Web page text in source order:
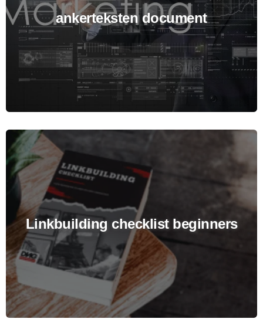
ankerteksten document
Linkbuilding checklist beginners